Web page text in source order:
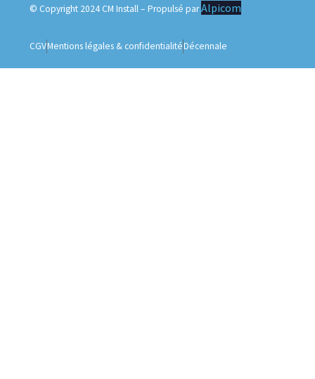
© Copyright 2024 CM Install – Propulsé parAlpicom
CGVMentions légales & confidentialitéDécennale